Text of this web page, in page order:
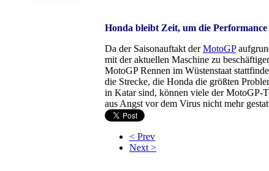
Honda bleibt Zeit, um die Performance
Da der Saisonauftakt derMotoGP
mit der aktuellen Maschine zu
MotoGP Rennen im Wüstenstaat
die Strecke, die Honda die größten
in Katar sind, können viele der MotoGP-
aus Angst vor dem Virus nicht mehr
< Prev
Next >